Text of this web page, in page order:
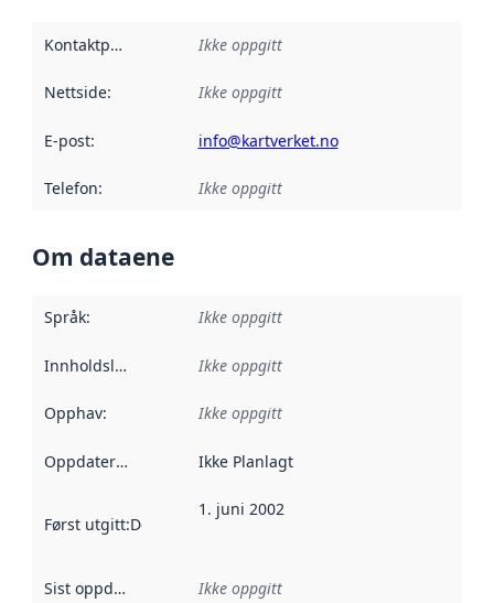
Kontaktpunkt Ikke oppgitt
Nettside: Ikke oppgitt
E-post: info@kartverket.no
Telefon: Ikke oppgitt
Om dataene
Språk: Ikke oppgitt
Innholdsleverandører :
Ikke oppgitt
Opphav: Ikke oppgitt
Oppdateringsfrekvens :
Ikke Planlagt
Først utgitt:Denne datoen sier når dataene i dette
1. juni 2002
Sist oppdatert Ikke oppgitt